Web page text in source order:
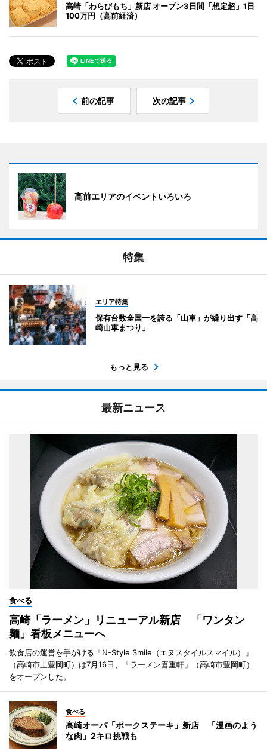
高崎「わらびもち」新店 オープン3日間「想定超」1日
100万円（高前経済）
前の記事 次の記事
高前エリアのイベントいろいろ
特集
エリア特集
保有台数全国一を誇る「山車」が繰り出す「高
崎山車まつり」
もっと見る
最新ニュース
食べる
高崎「ラーメン」リニューアル新店 「ワンタン
麺」看板メニューへ
飲食店の運営を手がける「N-Style Smile（エヌスタイルスマイル）」
（高崎市上豊岡町）は7月16日、「ラーメン喜重軒」（高崎市豊岡町）
をオープンした。
食べる
高崎オーパ「ポークステーキ」新店 「漫画のよう
な肉」2キロ挑戦も